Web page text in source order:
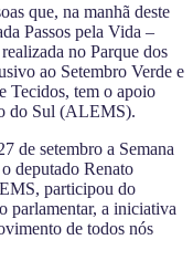
que, na manhã deste
Passos pela Vida –
no Parque dos
ao Setembro Verde e
Tecidos, tem o apoio
do Sul (ALEMS).
de setembro a Semana
deputado Renato
participou do
parlamentar, a iniciativa
de todos nós